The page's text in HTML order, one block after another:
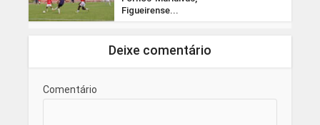
Figueirense...
Deixe comentário
Comentário